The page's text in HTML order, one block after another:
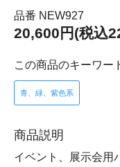
品番 NEW927
20,600円(税込
この商品のキーワー
青、緑、紫色系
商品説明
イベント、展示会用